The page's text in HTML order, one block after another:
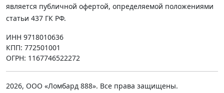
является публичной офертой, определяемой положениями
статьи 437 ГК РФ.
ИНН 9718010636
КПП: 772501001
ОГРН: 1167746522272
2026, ООО «Ломбард 888». Все права защищены.